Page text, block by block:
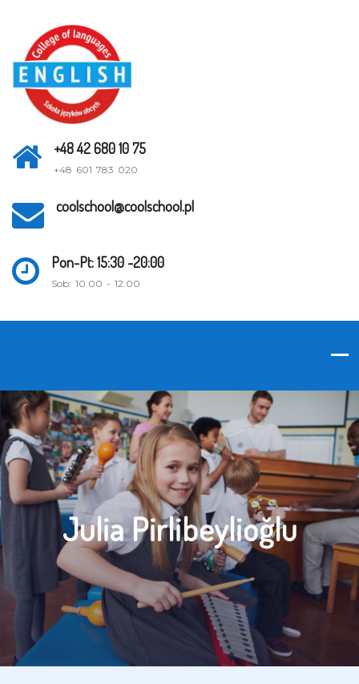
+48 42 680 10 75
+48 601 783 020
coolschool@coolschool.pl
Pon-Pt: 15:30 -20:00
Sob: 10.00 - 12.00
Julia Pirlibeylioğlu